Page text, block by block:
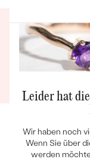
Hat alles super
war ebenfalls
Verifizierter Kunde
Leider hat
Wir haben noch
Wenn Sie über
werden